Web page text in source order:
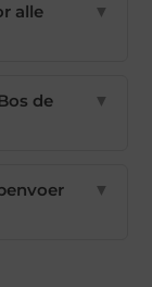
alle
▼
de
▼
▼